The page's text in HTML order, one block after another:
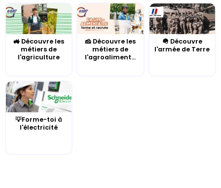
🚜 Découvre les
métiers de
l'agriculture
🧀 Découvre les
métiers de
l'agroaliment...
🪖 Découvre
l'armée de Terre
💡Forme-toi à
l'électricité